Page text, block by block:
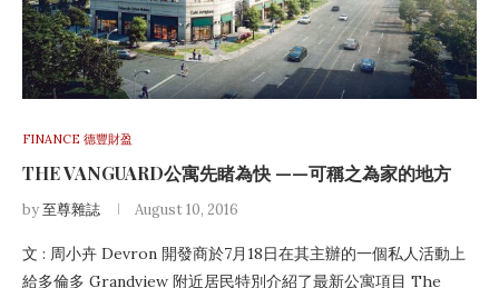
FINANCE 德豐財盈
THE VANGUARD公寓先睹為快 ——可稱之為家的地方
by至尊雜誌 August 10, 2016
文 : 周小卉 Devron 開發商於7月18日在其主辦的一個私人活動上
給多倫多 Grandview 附近居民特別介紹了最新公寓項目 The